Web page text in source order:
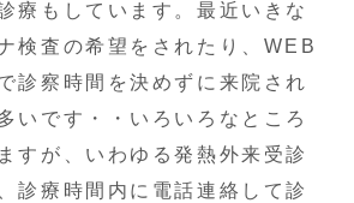
療もしています。最近いきな
検査の希望をされたり、WEB
診察時間を決めずに来院され
いです・・いろいろなところ
すが、いわゆる発熱外来受診
診療時間内に電話連絡して診